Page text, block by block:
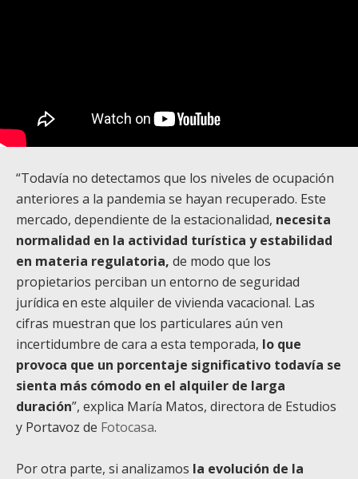
“Todavía no detectamos que los niveles de ocupación
anteriores a la pandemia se hayan recuperado. Este
mercado, dependiente de la estacionalidad, necesita
normalidad en la actividad turística y estabilidad
en materia regulatoria, de modo que los
propietarios perciban un entorno de seguridad
jurídica en este alquiler de vivienda vacacional. Las
cifras muestran que los particulares aún ven
incertidumbre de cara a esta temporada, lo que
provoca que un porcentaje significativo todavía se
sienta más cómodo en el alquiler de larga
duración”, explica María Matos, directora de Estudios
y Portavoz de Fotocasa.
Por otra parte, si analizamos la evolución de la